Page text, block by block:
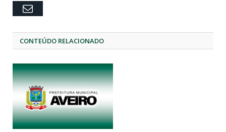
Email
CONTEÚDO RELACIONADO